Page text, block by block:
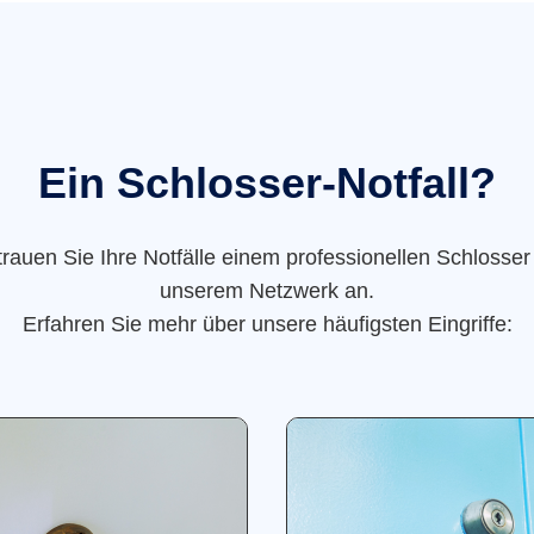
Ein Schlosser-Notfall?
Sie Ihre Notfälle einem professionellen
unserem Netzwerk an.
Erfahren Sie mehr über unsere häufigsten Eingriffe: